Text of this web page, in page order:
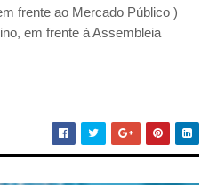
frente ao Mercado Público )
em frente à Assembleia